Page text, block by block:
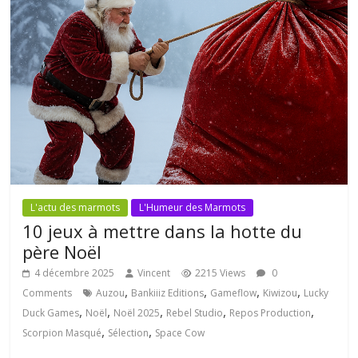
L'actu des marmots L'Humeur des Marmots
10 jeux à mettre dans la hotte du
père Noël
4 décembre 2025 Vincent 2215 Views
0
Comments
Auzou, Bankiiiz Editions, Gameflow, Kiwizou, Lucky
Duck Games, Noël, Noël 2025, Rebel Studio, Repos Production,
Scorpion Masqué, Sélection, Space Cow